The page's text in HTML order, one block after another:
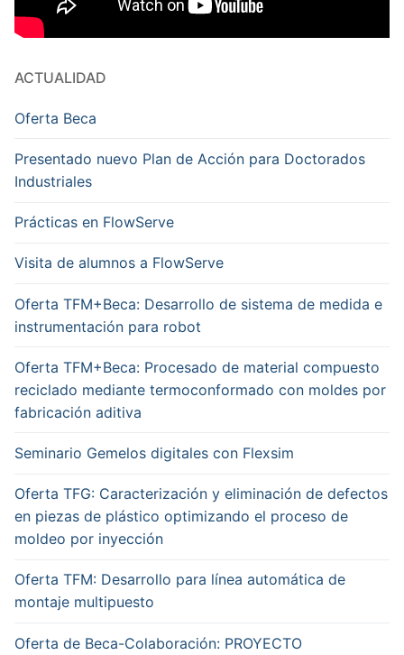
ACTUALIDAD
Oferta Beca
Presentado nuevo Plan de Acción para Doctorados
Industriales
Prácticas en FlowServe
Visita de alumnos a FlowServe
Oferta TFM+Beca: Desarrollo de sistema de medida e
instrumentación para robot
Oferta TFM+Beca: Procesado de material compuesto
reciclado mediante termoconformado con moldes por
fabricación aditiva
Seminario Gemelos digitales con Flexsim
Oferta TFG: Caracterización y eliminación de defectos
en piezas de plástico optimizando el proceso de
moldeo por inyección
Oferta TFM: Desarrollo para línea automática de
montaje multipuesto
Oferta de Beca-Colaboración: PROYECTO